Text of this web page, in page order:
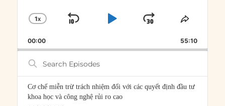
CHANGE
RATE
1X
SKIP
PLAYJUMP
FORWARD
SHARE
00:00 55:10
Search
Episodes
Cơ chế miễn trừ trách nhiệm đối với các quyết định đầu tư
khoa học và công nghệ rủi ro cao